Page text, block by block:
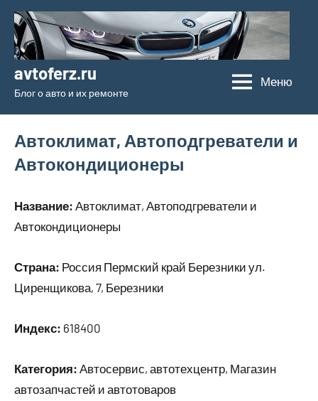
Перейти
содержимому
avtoferz.ru
Блог о авто и их ремонте
Меню
Автоклимат, Автоподгреватели и
Автокондиционеры
Название: Автоклимат, Автоподгреватели и
Автокондиционеры
Страна: Россия Пермский край Березники ул.
Циренщикова, 7, Березники
Индекс: 618400
Категория: Автосервис, автотехцентр, Магазин
автозапчастей и автотоваров